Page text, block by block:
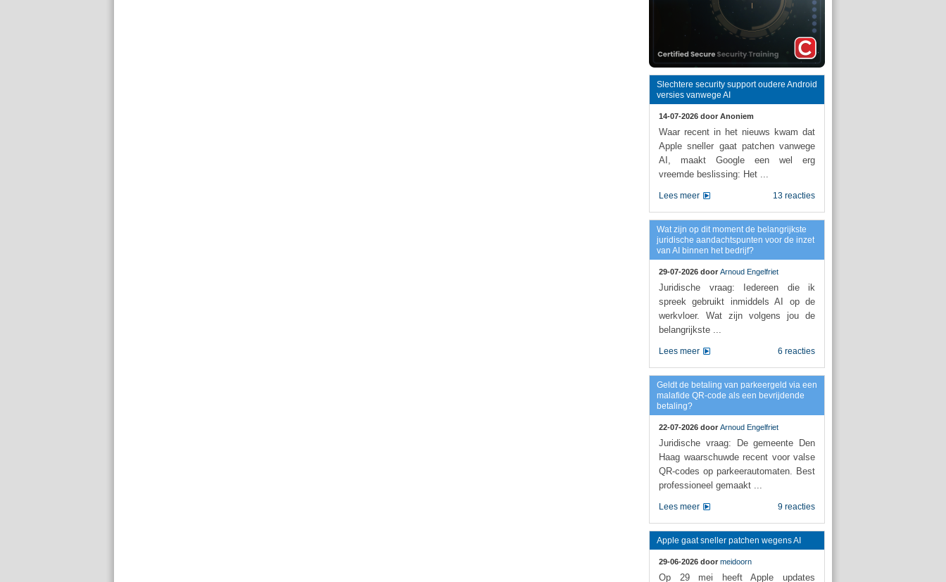
Slechtere security support oudere Android
versies vanwege AI
14-07-2026 door Anoniem
Waar recent in het nieuws kwam dat
Apple sneller gaat patchen vanwege
AI, maakt Google een wel erg
vreemde beslissing: Het ...
13 reacties
Lees meer
Wat zijn op dit moment de belangrijkste
juridische aandachtspunten voor de inzet
van AI binnen het bedrijf?
29-07-2026 door Arnoud Engelfriet
Juridische vraag: Iedereen die ik
spreek gebruikt inmiddels AI op de
werkvloer. Wat zijn volgens jou de
belangrijkste ...
6 reacties
Lees meer
Geldt de betaling van parkeergeld via een
malafide QR-code als een bevrijdende
betaling?
22-07-2026 door Arnoud Engelfriet
Juridische vraag: De gemeente Den
Haag waarschuwde recent voor valse
QR-codes op parkeerautomaten. Best
professioneel gemaakt ...
9 reacties
Lees meer
Apple gaat sneller patchen wegens AI
29-06-2026 door meidoorn
Op 29 mei heeft Apple updates